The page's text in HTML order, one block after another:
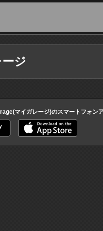
ジ
マイガレージ)のスマートフォン